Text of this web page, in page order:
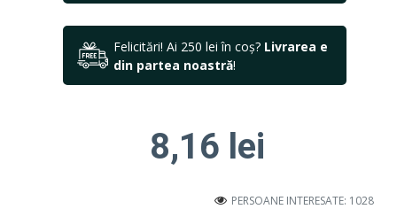
Felicitări! Ai 250 lei în coș? Livrarea e
din partea noastră!
PERSOANE INTERESATE: 1028
8,16 lei